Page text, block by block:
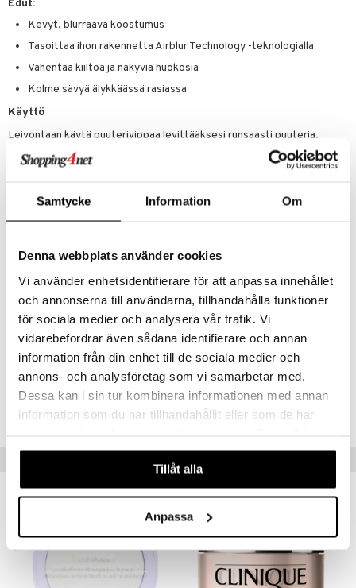
Samtycke Information Om
Denna webbplats använder cookies
Vi använder enhetsidentifierare för att anpassa innehållet
och annonserna till användarna, tillhandahålla funktioner
för sociala medier och analysera vår trafik. Vi
vidarebefordrar även sådana identifierare och annan
information från din enhet till de sociala medier och
annons- och analysföretag som vi samarbetar med.
Dessa kan i sin tur kombinera informationen med annan
information som du har tillhandahållit eller som de har
våra cookies vid fortsatt användande av vår webbplats.
Tillåt alla
Anpassa
Edut:
Kevyt, blurraava koostumus
Tasoittaa ihon rakennetta Airblur Technology -teknologialla
Vähentää kiiltoa ja näkyviä huokosia
Kolme sävyä älykkäässä rasiassa
Käyttö
Leivontaan käytä puuterivippaa levittääksesi runsaasti puuteria.
Odota 5 minuuttia ja harjaa sitten ylimääräinen pois. Kiinnittämiseen ja
häivyttämiseen levitä läpinäkyvää sävyä pehmeällä siveltimellä,
Kirkastamiseen paina varovasti Rosy Silk tai Honey Hue silmien alle
SILICA, MICA, BORON NITRIDE, HYDROGENATED VEGETABLE
OIL, ISODECYL NEOPENTANOATE, CAPRYLYL METHICONE,
DIMETHICONOL, GLYCERYL CAPRYLATE, PENTYLENE GLYCOL,
MAGNOLIA OFFICINALIS BARK EXTRACT, TOCOPHEROL,
HELIANTHUS ANNUUS (SUNFLOWER) SEED OIL, CITRIC ACID,
[MAY CONTAIN/PEUT CONTENIR/+/-: IRON OXIDES (CI 77491, CI
77492, CI 77499)].
Tuotenumero
CMX68-MF-11-HOR-XX
Suositut tuotteet
kampanja -25%